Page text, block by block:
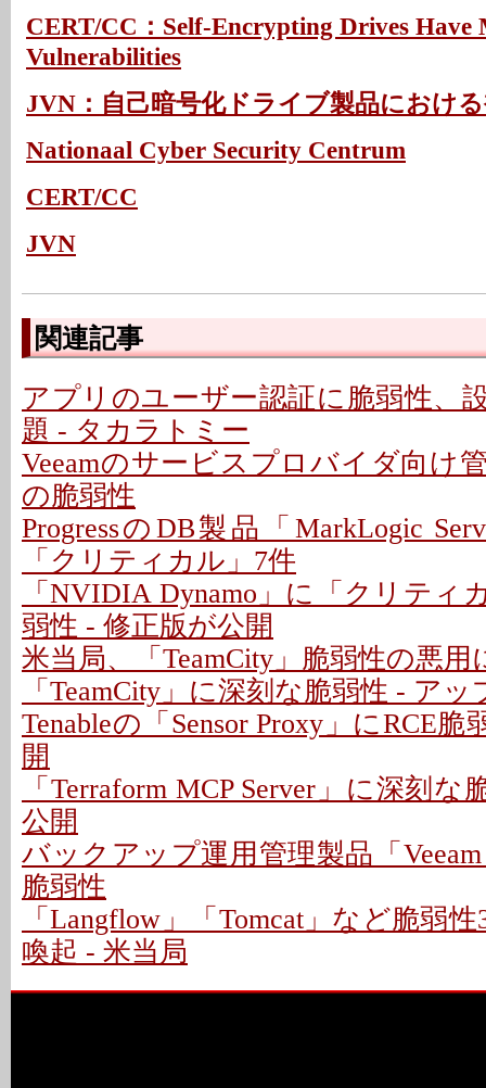
CERT/CC：Self-Encrypting Drives Have
Vulnerabilities
JVN：自己暗号化ドライブ製品におけ
Nationaal Cyber Security Centrum
CERT/CC
JVN
関連記事
アプリのユーザー認証に脆弱性、
題 - タカラトミー
Veeamのサービスプロバイダ向け
の脆弱性
ProgressのDB製品「MarkLogic
「クリティカル」7件
「NVIDIA Dynamo」に「クリティ
弱性 - 修正版が公開
米当局、「TeamCity」脆弱性の悪用
「TeamCity」に深刻な脆弱性 - ア
Tenableの「Sensor Proxy」にRCE
開
「Terraform MCP Server」に深刻
公開
バックアップ運用管理製品「
脆弱性
「Langflow」「Tomcat」など脆弱
喚起 - 米当局